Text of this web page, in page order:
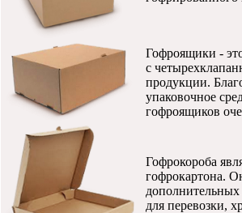
Гофроящики -
с
продукции.
упаковочное
гофроящиков
Гофрокороба
гофрокартона.
дополнительных
для перевозки,